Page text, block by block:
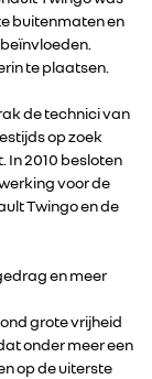
buitenmaten en
te plaatsen.
de technici van
op zoek
In 2010 besloten
voor de
Twingo en de
en meer
grote vrijheid
onder meer een
op de uiterste